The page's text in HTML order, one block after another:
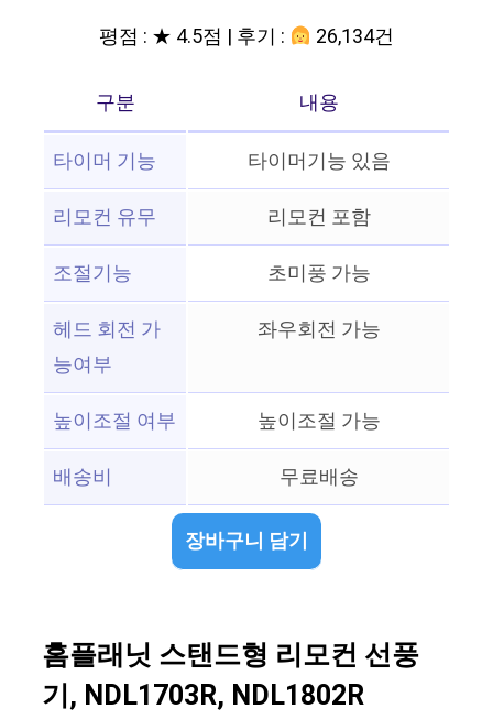
평점 : ★ 4.5점 | 후기 : 26,134건
구분
내용
타이머 기능
타이머기능 있음
리모컨 유무
리모컨 포함
조절기능
초미풍 가능
헤드 회전 가
능여부
좌우회전 가능
높이조절 여부
높이조절 가능
배송비
무료배송
장바구니 담기
홈플래닛 스탠드형 리모컨 선풍
기, NDL1703R, NDL1802R